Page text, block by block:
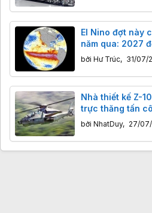
El Nino đợt này
năm qua: 2027
năm nóng kỷ lục
bởi Hư Trúc, 31/07/
Nhà thiết kế Z-
trực thăng tấn
của Trung Quốc
bởi NhatDuy, 27/